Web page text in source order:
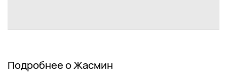
Подробнее о Жасмин